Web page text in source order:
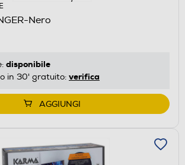
Nero
disponibile
in 30' gratuito: verifica
AGGIUNGI